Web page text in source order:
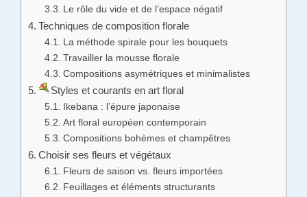
Le rôle du vide et de l’espace négatif
Techniques de composition florale
La méthode spirale pour les bouquets
Travailler la mousse florale
Compositions asymétriques et minimalistes
Styles et courants en art floral
Ikebana : l’épure japonaise
Art floral européen contemporain
Compositions bohèmes et champêtres
Choisir ses fleurs et végétaux
Fleurs de saison vs. fleurs importées
Feuillages et éléments structurants